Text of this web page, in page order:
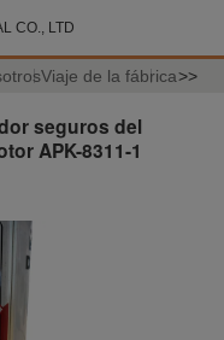
CO., LTD
Viaje de la fábrica>>
seguros del
APK-8311-1